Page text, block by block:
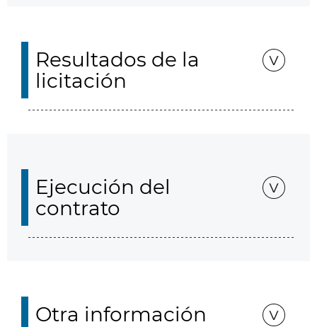
Resultados de la
licitación
Ejecución del
contrato
Otra información